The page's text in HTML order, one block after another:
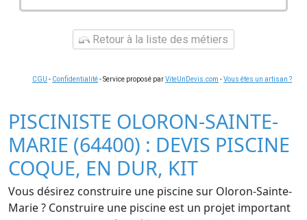
Retour à la liste des métiers
CGU - Confidentialité- Service proposé parViteUnDevis.com -Vous êtes un artisan ?
PISCINISTE OLORON-SAINTE-
MARIE (64400) : DEVIS PISCINE
COQUE, EN DUR, KIT
Vous désirez construire une piscine sur Oloron-Sainte-
Marie ? Construire une piscine est un projet important